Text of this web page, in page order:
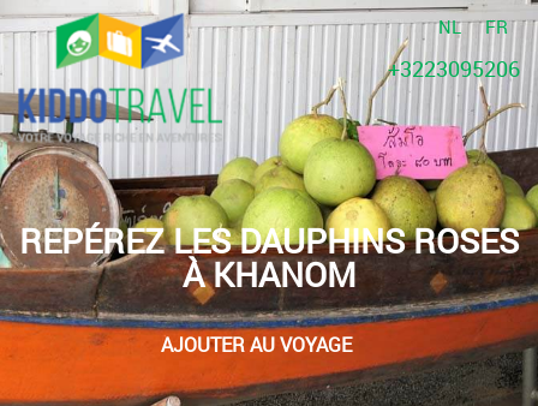
NL FR
+3223095206
REPÉREZ LES DAUPHINS ROSES
À KHANOM
AJOUTER AU VOYAGE